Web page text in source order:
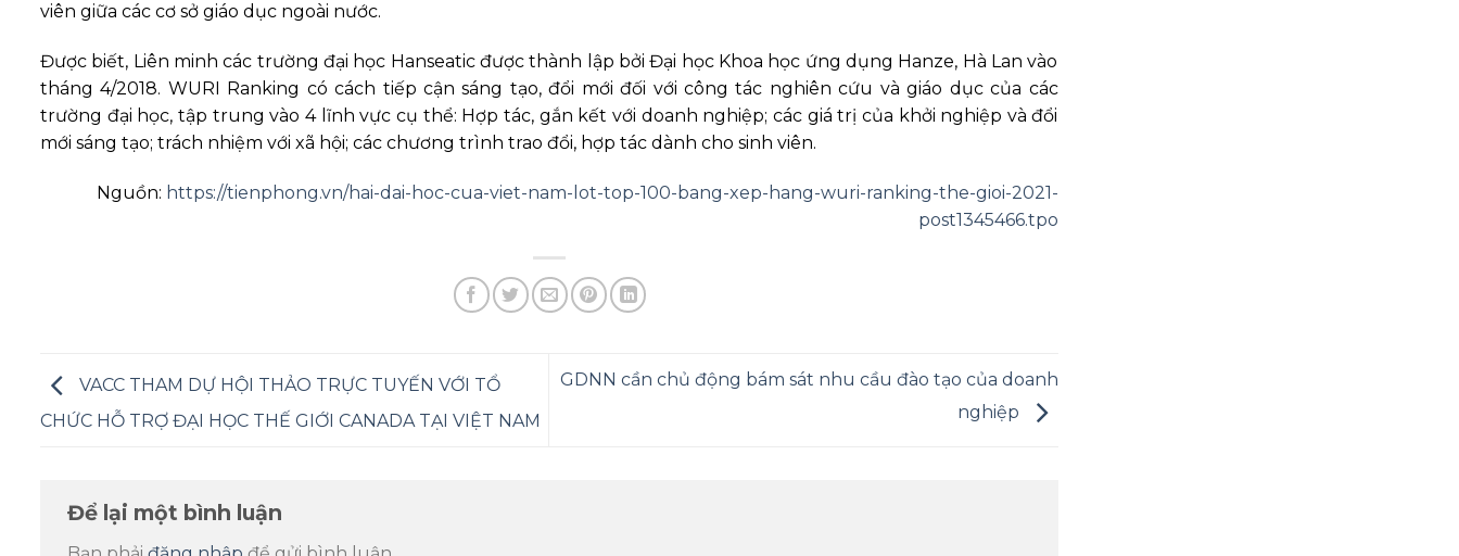
viên giữa các cơ sở giáo dục ngoài nước.
Được biết, Liên minh các trường đại học Hanseatic được thành lập bởi Đại học Khoa học ứng dụng Hanze, Hà Lan vào
tháng 4/2018. WURI Ranking có cách tiếp cận sáng tạo, đổi mới đối với công tác nghiên cứu và giáo dục của các
trường đại học, tập trung vào 4 lĩnh vực cụ thể: Hợp tác, gắn kết với doanh nghiệp; các giá trị của khởi nghiệp và đổi
mới sáng tạo; trách nhiệm với xã hội; các chương trình trao đổi, hợp tác dành cho sinh viên.
Nguồn: https://tienphong.vn/hai-dai-hoc-cua-viet-nam-lot-top-100-bang-xep-hang-wuri-ranking-the-gioi-2021-
post1345466.tpo
VACC THAM DỰ HỘI THẢO TRỰC TUYẾN VỚI TỔ
CHỨC HỖ TRỢ ĐẠI HỌC THẾ GIỚI CANADA TẠI VIỆT NAM
GDNN cần chủ động bám sát nhu cầu đào tạo của doanh
nghiệp
Để lại một bình luận